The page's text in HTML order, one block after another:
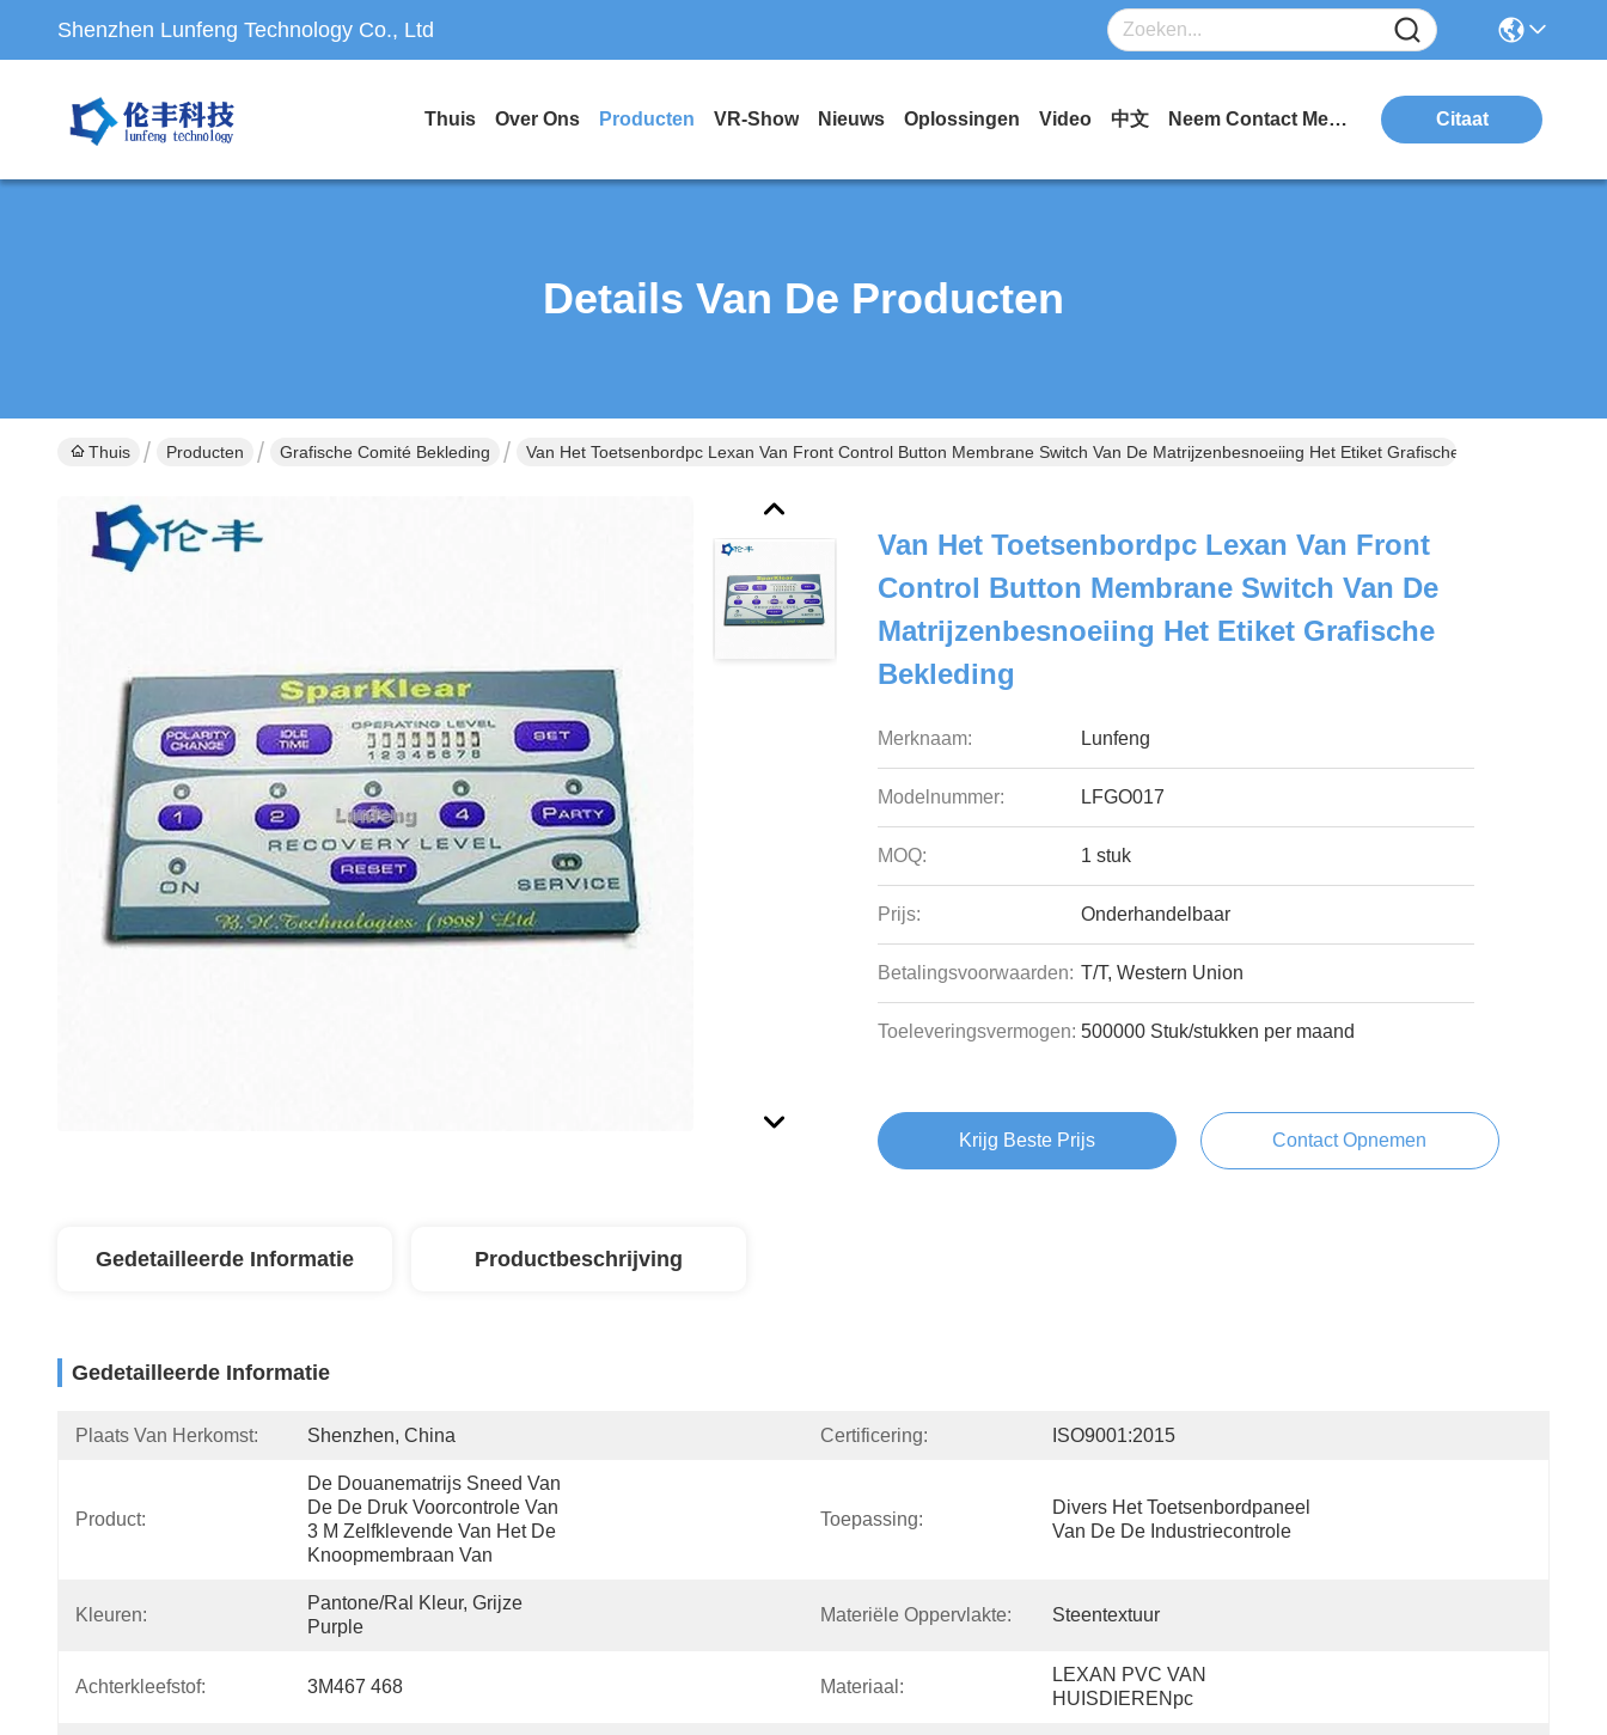
Shenzhen Lunfeng Technology Co., Ltd
Thuis Over Ons Producten VR-Show Nieuws Oplossingen Video 中文 Neem Contact Met Ons Op. Citaat
Details Van De Producten
Thuis Producten Grafische Comité Bekleding Van Het Toetsenbordpc Lexan Van Front Control Button Membrane Switch Van De Matrijzenbesnoeiing Het Etiket Grafische Bekleding
Van Het Toetsenbordpc Lexan Van Front
Control Button Membrane Switch Van De
Matrijzenbesnoeiing Het Etiket Grafische
Bekleding
Merknaam: Lunfeng
Modelnummer: LFGO017
MOQ: 1 stuk
Prijs: Onderhandelbaar
Betalingsvoorwaarden: T/T, Western Union
Toeleveringsvermogen: 500000 Stuk/stukken per maand
Krijg Beste Prijs Contact Opnemen
Gedetailleerde Informatie Productbeschrijving
Gedetailleerde Informatie
Plaats Van Herkomst: Shenzhen, China Certificering: ISO9001:2015
Product:
De Douanematrijs Sneed Van
De De Druk Voorcontrole Van
3 M Zelfklevende Van Het De
Knoopmembraan Van
Toepassing:
Divers Het Toetsenbordpaneel
Van De De Industriecontrole
Kleuren:
Pantone/ral Kleur, Grijze
Purple
Materiële Oppervlakte: Steentextuur
Achterkleefstof: 3M467 468 Materiaal:
LEXAN PVC VAN
HUISDIERENpc